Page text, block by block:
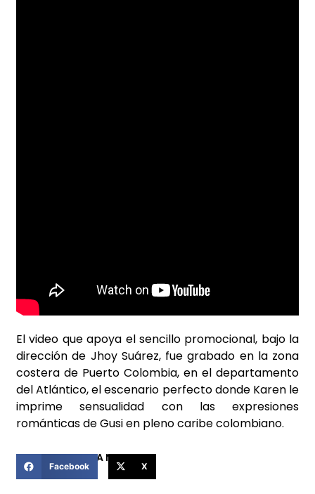
El video que apoya el sencillo promocional, bajo la
dirección de Jhoy Suárez, fue grabado en la zona
costera de Puerto Colombia, en el departamento
del Atlántico, el escenario perfecto donde Karen le
imprime sensualidad con las expresiones
románticas de Gusi en pleno caribe colombiano.
COMPARTIR ESTA NOTICIA
Facebook X